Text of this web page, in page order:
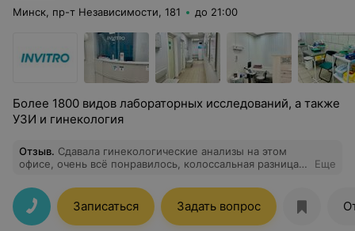
Минск, пр-т Независимости, 181 до 21:00
Более 1800 видов лабораторных исследований, а также
УЗИ и гинекология
Отзыв. Сдавала гинекологические анализы на этом
офисе, очень всё понравилось, колоссальная разница с
предоставляют скидки, ещё и кофе предалагают.
Очень благодарна лаборатории.
Еще
Записаться Задать вопрос